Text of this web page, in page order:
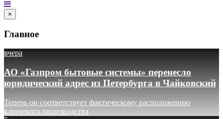
×
Главное
вчера
АО «Газпром бытовые системы» перенесло
юридический адрес из Петербурга в Чайковский
Теперь он соответствует фактическому расположению
ключевого производства